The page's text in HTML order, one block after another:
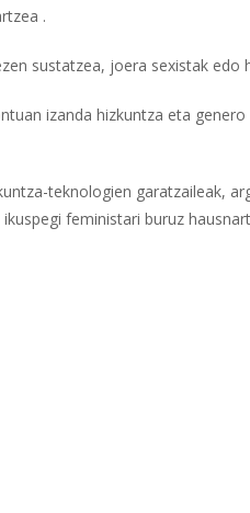
.
sustatzea, joera sexistak edo
izanda hizkuntza eta
teknologien garatzaileak,
feministari buruz